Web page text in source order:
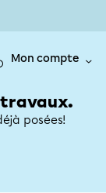
Mon compte
travaux.
posées!